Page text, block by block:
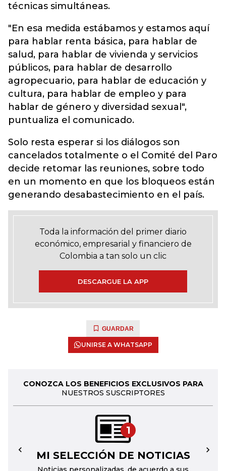
técnicas simultáneas.
"En esa medida estábamos y estamos aquí
para hablar renta básica, para hablar de
salud, para hablar de vivienda y servicios
públicos, para hablar de desarrollo
agropecuario, para hablar de educación y
cultura, para hablar de empleo y para
hablar de género y diversidad sexual",
puntualiza el comunicado.
Solo resta esperar si los diálogos son
cancelados totalmente o el Comité del Paro
decide retomar las reuniones, sobre todo
en un momento en que los bloqueos están
generando desabastecimiento en el país.
Toda la información del primer diario
económico, empresarial y financiero de
Colombia a tan solo un clic
DESCARGUE LA APP
GUARDAR
UNIRSE A WHATSAPP
CONOZCA LOS BENEFICIOS EXCLUSIVOS PARA
NUESTROS SUSCRIPTORES
1
MI SELECCIÓN DE NOTICIAS
← →